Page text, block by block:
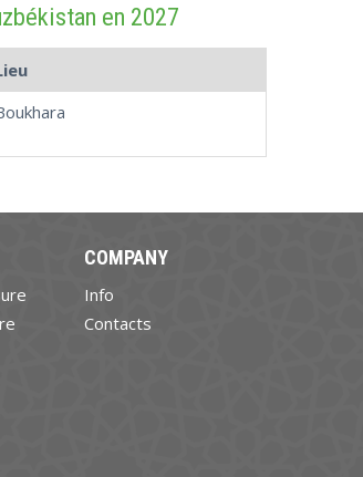
en 2027
COMPANY
Info
Contacts